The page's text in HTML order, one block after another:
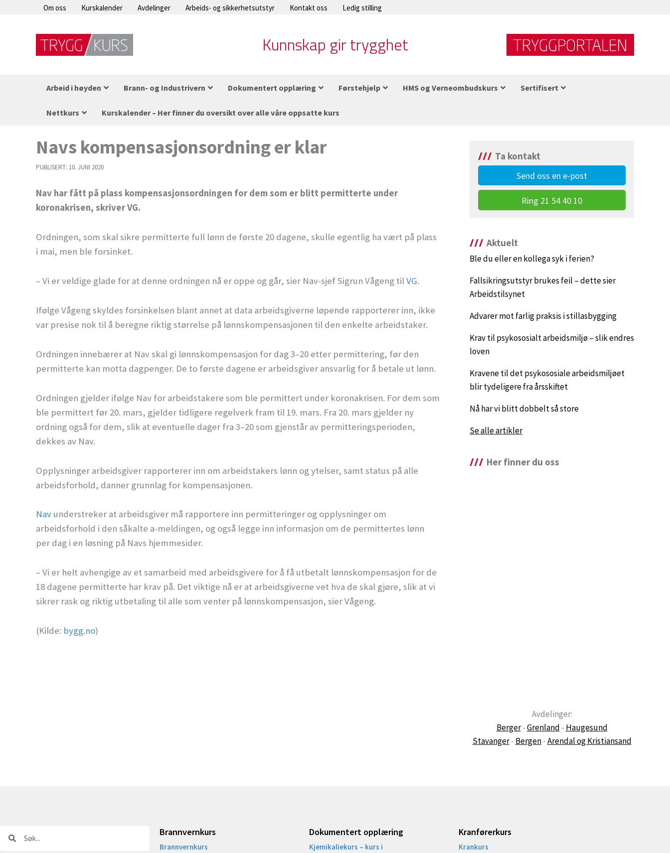
Om oss Kurskalender Avdelinger Arbeids- og sikkerhetsutstyr Kontakt oss Ledig stilling
Kunnskap gir trygghet
Arbeid i høyden Brann- og Industrivern Dokumentert opplæring Førstehjelp HMS og Verneombudskurs Sertifisert
Nettkurs Kurskalender – Her finner du oversikt over alle våre oppsatte kurs
Navs kompensasjonsordning er klar
PUBLISERT: 10. JUNI 2020
Nav har fått på plass kompensasjonsordningen for dem som er blitt permitterte under
koronakrisen, skriver VG.
Ordningen, som skal sikre permitterte full lønn de første 20 dagene, skulle egentlig ha vært på plass
i mai, men ble forsinket.
– Vi er veldige glade for at denne ordningen nå er oppe og går, sier Nav-sjef Sigrun Vågeng tilVG.
Ifølge Vågeng skyldes forsinkelsen blant annet at data arbeidsgiverne løpende rapporterer inn, ikke
var presise nok til å beregne riktig størrelse på lønnskompensasjonen til den enkelte arbeidstaker.
Ordningen innebærer at Nav skal gi lønnskompensasjon for dag 3–20 etter permittering, før den
permitterte kan motta dagpenger. De to første dagene er arbeidsgiver ansvarlig for å betale ut lønn.
Ordningen gjelder ifølge Nav for arbeidstakere som ble permittert under koronakrisen. For dem som
ble permittert før 20. mars, gjelder tidligere regelverk fram til 19. mars. Fra 20. mars gjelder ny
ordning også for dem, slik at eventuelle dager fra 3–20 som gjenstår av permitteringsperioden,
dekkes av Nav.
Opplysninger arbeidsgiver rapporterer inn om arbeidstakers lønn og ytelser, samt status på alle
arbeidsforhold, danner grunnlag for kompensasjonen.
Nav understreker at arbeidsgiver må rapportere inn permitteringer og opplysninger om
arbeidsforhold i den såkalte a-meldingen, og også legge inn informasjon om de permittertes lønn
per dag i en løsning på Navs hjemmesider.
– Vi er helt avhengige av et samarbeid med arbeidsgivere for å få utbetalt lønnskompensasjon for de
18 dagene permitterte har krav på. Det viktige nå er at arbeidsgiverne vet hva de skal gjøre, slik at vi
sikrer rask og riktig utbetaling til alle som venter på lønnskompensasjon, sier Vågeng.
(Kilde: bygg.no)
Ta kontakt
Send oss en e-post
Ring 21 54 40 10
Aktuelt
Ble du eller en kollega syk i ferien?
Fallsikringsutstyr brukes feil – dette sier
Arbeidstilsynet
Advarer mot farlig praksis i stillasbygging
Krav til psykososialt arbeidsmiljø – slik endres
loven
Kravene til det psykososiale arbeidsmiljøet
blir tydeligere fra årsskiftet
Nå har vi blitt dobbelt så store
Se alle artikler
Her finner du oss
Avdelinger:
Berger-Grenland - Haugesund
Stavanger- Bergen-Arendal og Kristiansand
Søk Brannvernkurs
Brannvernkurs
Dokumentert opplæring
Kjemikaliekurs – kurs i
Kranførerkurs
Krankurs